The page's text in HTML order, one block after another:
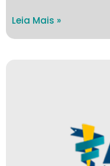
Leia Mais »